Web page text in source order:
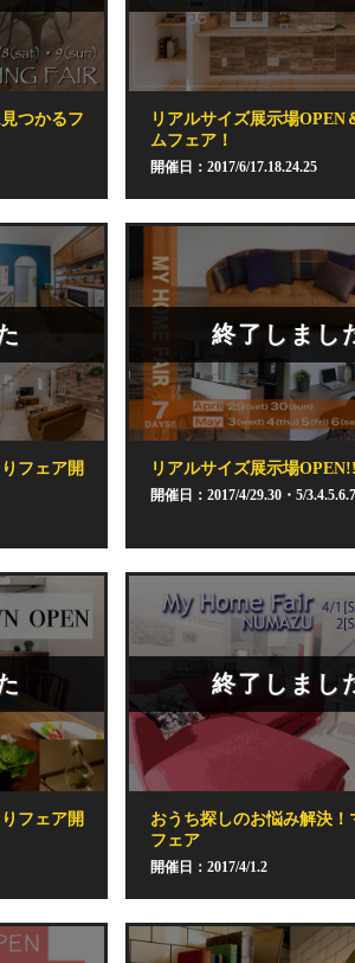
つかるフ
リアルサイズ展示場OPEN
ムフェア！
開催日：2017/6/17.18.24.25
フェア開
終了しまし
リアルサイズ展示場OPEN!!
開催日：2017/4/29.30・5/3.4.5.6.7
フェア開
終了しまし
おうち探しのお悩み解決！
フェア
開催日：2017/4/1.2